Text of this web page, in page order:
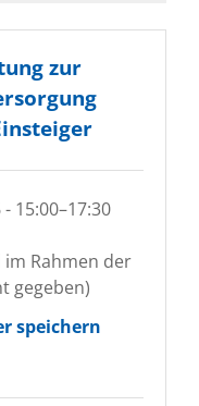
zur
15:00–17:30
Rahmen der
gegeben)
speichern